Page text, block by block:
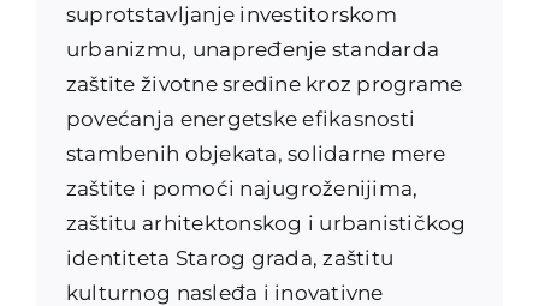
suprotstavljanje investitorskom
urbanizmu, unapređenje standarda
zaštite životne sredine kroz programe
povećanja energetske efikasnosti
stambenih objekata, solidarne mere
zaštite i pomoći najugroženijima,
zaštitu arhitektonskog i urbanističkog
identiteta Starog grada, zaštitu
kulturnog nasleđa i inovativne